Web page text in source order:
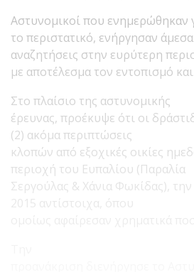
Αστυνομικοί που ενημερώθηκαν
το περιστατικό, ενήργησαν
αναζητήσεις στην ευρύτερη
με αποτέλεσμα τον εντοπισμό
Στο πλαίσιο της αστυνομικής
έρευνας, προέκυψε ότι οι
(2) ακόμα περιπτώσεις
κλοπών από εξοχικές οικίες
περιοχή του Ευπαλίου (Παραλία
Σεργούλας & Χάνια Φωκίδας),
2015 αντίστοιχα, όπου